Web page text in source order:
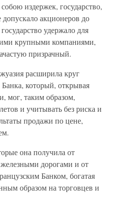
издержек, государство,
допускало акционеров до
удержало для
крупными компаниями,
призрачный.
расширила круг
который, открывая
мог, таким образом,
и учитывать без риска и
продажи по цене,
она получила от
дорогами и от
Банком, богатая
образом на торговцев и